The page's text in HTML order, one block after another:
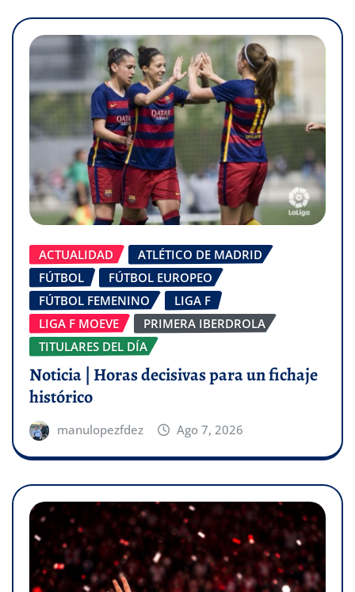
ACTUALIDAD
ATLÉTICO DE MADRID
FÚTBOL
FÚTBOL EUROPEO
FÚTBOL FEMENINO
LIGA F
LIGA F MOEVE
PRIMERA IBERDROLA
TITULARES DEL DÍA
Noticia | Horas decisivas para un fichaje
histórico
manulopezfdez Ago 7, 2026